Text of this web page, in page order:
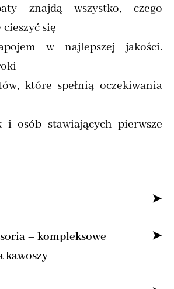
znajdą wszystko, czego
się
w najlepszej jakości.
które spełnią oczekiwania
i osób stawiających pierwsze
w sprzedaży kawy ziarnistej
– kompleksowe
kawoszy